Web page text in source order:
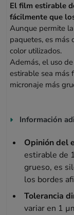
El film estirable
fácilmente que
Aunque permite
paquetes, es más
color utilizados.
Además, el uso
estirable sea más
micronaje más
Información
Opinión del
estirable de
grueso, es
los bordes
Tolerancia
variar en 1